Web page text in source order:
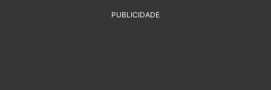
PUBLICIDADE